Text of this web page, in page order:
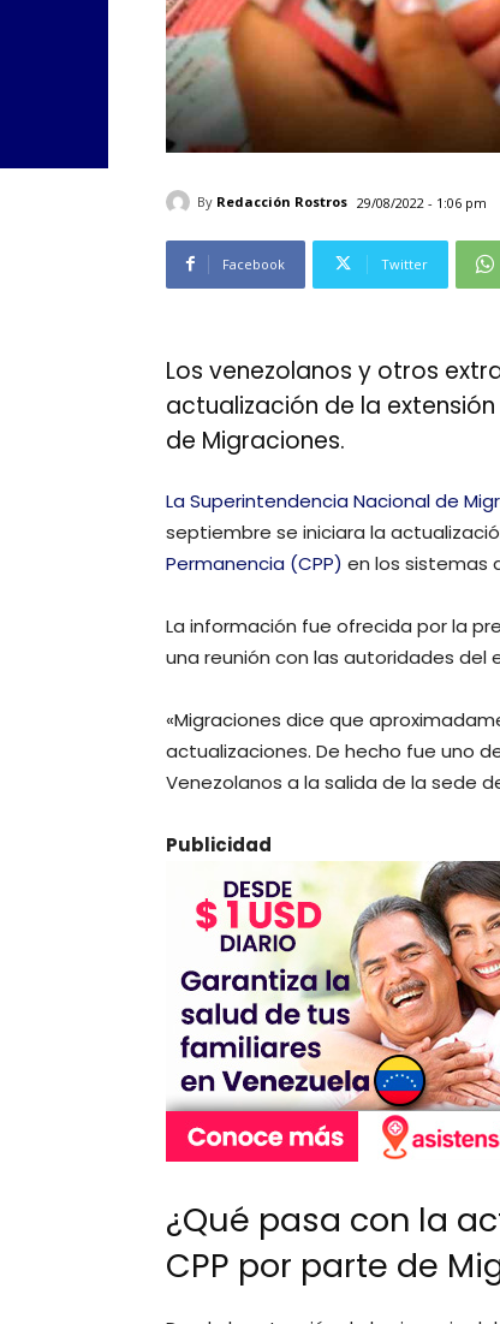
By Redacción Rostros 29/08/2022 - 1:06 pm
Facebook Twitter
Los venezolanos y otros
actualización de la
de Migraciones.
La Superintendencia Nacional de
septiembre se iniciara la
Permanencia (CPP) en los sistemas
La información fue ofrecida por la
una reunión con las autoridades del
«Migraciones dice que
actualizaciones. De hecho fue uno
Venezolanos a la salida de la sede
Publicidad
¿Qué pasa con la
CPP por parte de